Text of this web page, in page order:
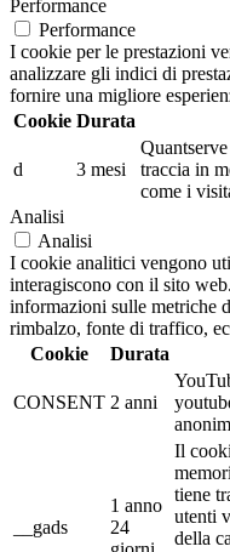
Performance
Performance
I cookie per le prestazioni
analizzare gli indici di
fornire una migliore
Cookie Durata
d 3 mesi
traccia in
come i
Analisi
Analisi
I cookie analitici vengono
interagiscono con il sito
informazioni sulle metriche
rimbalzo, fonte di traffico,
Cookie
Durata
CONSENT 2 anni
__gads
1 anno
24
Il
tiene
utenti
della